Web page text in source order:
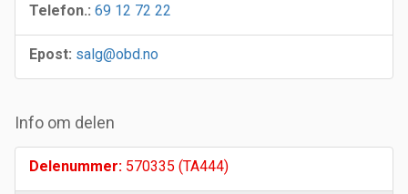
Telefon.: 69 12 72 22
Epost: salg@obd.no
Info om delen
Delenummer: 570335 (TA444)